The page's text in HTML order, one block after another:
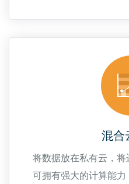
混合
将数据放在私有云，
可拥有强大的计算能